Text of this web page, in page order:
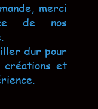
merci
de nos
dur pour
créations et